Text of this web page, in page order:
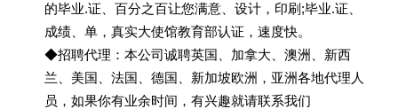
的毕业.证、百分之百让您满意、设计，印刷;毕业.证、
成绩、单，真实大使馆教育部认证，速度快。
◆招聘代理：本公司诚聘英国、加拿大、澳洲、新西
兰、美国、法国、德国、新加坡欧洲，亚洲各地代理人
员，如果你有业余时间，有兴趣就请联系我们